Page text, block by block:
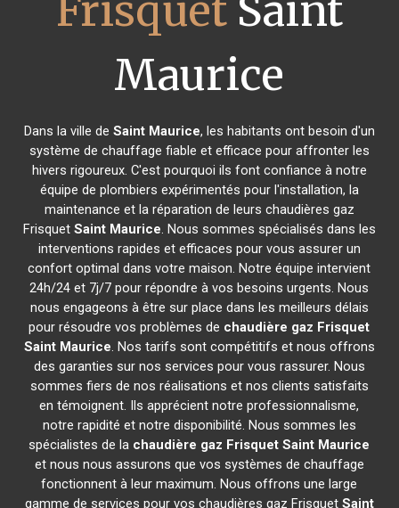
FrisquetSaint
Maurice
Dans la ville de Saint Maurice, les habitants ont besoin d'un
système de chauffage fiable et efficace pour affronter les
hivers rigoureux. C'est pourquoi ils font confiance à notre
équipe de plombiers expérimentés pour l'installation, la
maintenance et la réparation de leurs chaudières gaz
Frisquet Saint Maurice. Nous sommes spécialisés dans les
interventions rapides et efficaces pour vous assurer un
confort optimal dans votre maison. Notre équipe intervient
24h/24 et 7j/7 pour répondre à vos besoins urgents. Nous
nous engageons à être sur place dans les meilleurs délais
pour résoudre vos problèmes de chaudière gaz Frisquet
Saint Maurice. Nos tarifs sont compétitifs et nous offrons
des garanties sur nos services pour vous rassurer. Nous
sommes fiers de nos réalisations et nos clients satisfaits
en témoignent. Ils apprécient notre professionnalisme,
notre rapidité et notre disponibilité. Nous sommes les
spécialistes de la chaudière gaz Frisquet Saint Maurice
et nous nous assurons que vos systèmes de chauffage
fonctionnent à leur maximum. Nous offrons une large
gamme de services pour vos chaudières gaz Frisquet Saint